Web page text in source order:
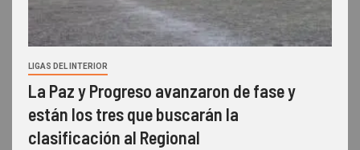
LIGAS DEL INTERIOR
La Paz y Progreso avanzaron de fase y
están los tres que buscarán la
clasificación al Regional